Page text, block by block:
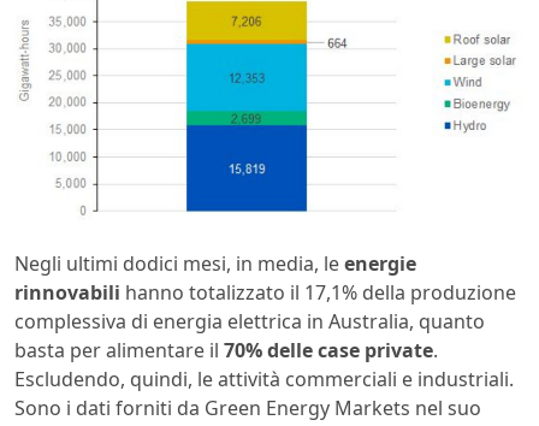
Negli ultimi dodici mesi, in media, leenergie
rinnovabili hanno totalizzato il 17,1% della produzione
complessiva di energia elettrica in Australia, quanto
basta per alimentare il 70% delle case private.
Escludendo, quindi, le attività commerciali e industriali.
Sono i dati forniti da Green Energy Markets nel suo